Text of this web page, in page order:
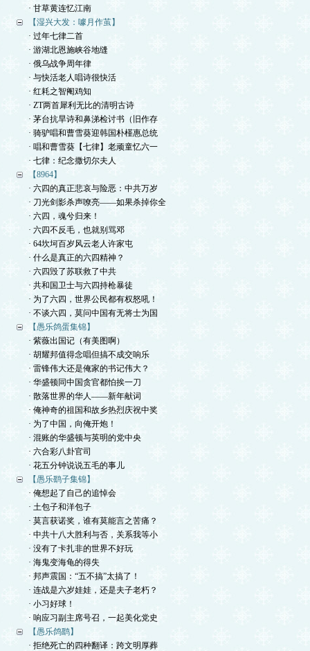
· 甘草黄连忆江南
【湿兴大发：噱月作茧】
· 过年七律二首
· 游湖北恩施峡谷地缝
· 俄乌战争周年律
· 与快活老人唱诗很快活
· 红耗之智阉鸡知
· ZT两首犀利无比的清明古诗
· 茅台抗旱诗和鼻涕检讨书（旧作存
· 骑驴唱和曹雪葵迎韩国朴槿惠总统
· 唱和曹雪葵【七律】老顽童忆六一
· 七律：纪念撒切尔夫人
【8964】
· 六四的真正悲哀与险恶：中共万岁
· 刀光剑影杀声嘹亮——如果杀掉你全
· 六四，魂兮归来！
· 六四不反毛，也就别骂邓
· 64坎坷百岁风云老人许家屯
· 什么是真正的六四精神？
· 六四毁了苏联救了中共
· 共和国卫士与六四持枪暴徒
· 为了六四，世界公民都有权怒吼！
· 不谈六四，莫问中国有无将士为国
【愚乐鸽蛋集锦】
· 紫薇出国记（有美图啊）
· 胡耀邦值得念唱但搞不成交响乐
· 雷锋伟大还是俺家的书记伟大？
· 华盛顿同中国贪官都怕挨一刀
· 散落世界的华人——新年献词
· 俺神奇的祖国和故乡热烈庆祝中奖
· 为了中国，向俺开炮！
· 混账的华盛顿与英明的党中央
· 六合彩八卦官司
· 花五分钟说说五毛的事儿
【愚乐鹞子集锦】
· 俺想起了自己的追悼会
· 土包子和洋包子
· 莫言获诺奖，谁有莫能言之苦痛？
· 中共十八大胜利与否，关系我等小
· 没有了卡扎非的世界不好玩
· 海鬼变海龟的得失
· 邦声震国：“五不搞”太搞了！
· 连战是六岁娃娃，还是夫子老朽？
· 小习好球！
· 响应习副主席号召，一起美化党史
【愚乐鸽鹞】
· 拒绝死亡的四种翻译：跨文明厚葬